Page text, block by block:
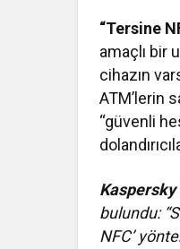
“Tersine
amaçlı bir
cihazın
ATM’lerin
“güvenli
Kaspersky
bulundu:
NFC’